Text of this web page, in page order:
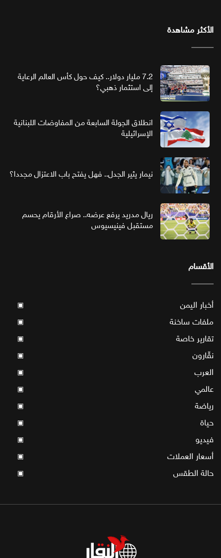
الأكثر مشاهدة
7.2 مليار دولار.. كيف حول كأس العالم الرعاية
إلى استثمار ذهبي؟
انطلاق الجولة السابعة من المفاوضات اللبنانية
الإسرائيلية
نيمار يثير الجدل.. فهل يفتح باب الاعتزال مجددا؟
ريال مدريد يرفع عرضه.. صراع الأرقام يحسم
مستقبل فينيسيوس
الأقسام
أخبار اليمن ▣
ملفات ساخنة ▣
تقارير خاصة ▣
نقّارون ▣
العرب ▣
عالمي ▣
رياضة ▣
حياة ▣
فيديو ▣
أسعار العملات ▣
حالة الطقس ▣